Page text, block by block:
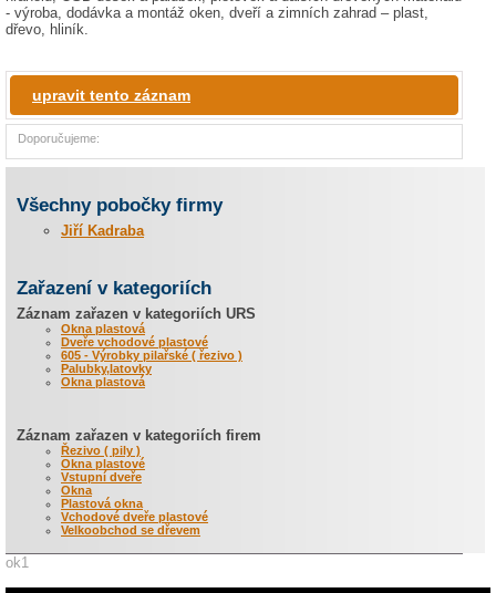
- výroba, dodávka a montáž oken, dveří a zimních zahrad – plast,
dřevo, hliník.
upravit tento záznam
Doporučujeme:
Všechny pobočky firmy
Jiří Kadraba
Zařazení v kategoriích
Záznam zařazen v kategoriích URS
Okna plastová
Dveře vchodové plastové
605 - Výrobky pilařské ( řezivo )
Palubky,latovky
Okna plastová
Záznam zařazen v kategoriích firem
Řezivo ( pily )
Okna plastové
Vstupní dveře
Okna
Plastová okna
Vchodové dveře plastové
Velkoobchod se dřevem
ok1